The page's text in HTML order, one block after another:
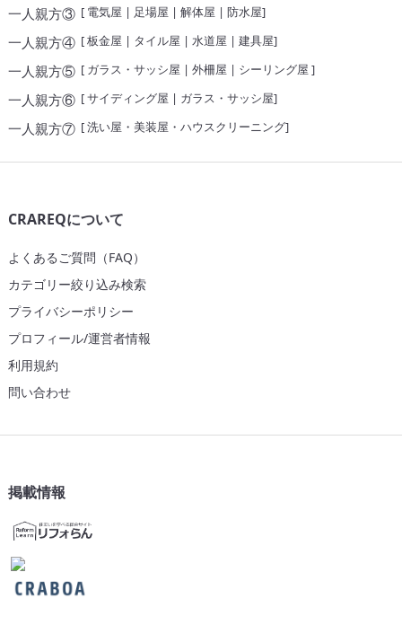
一人親方③[ 電気屋 | 足場屋 | 解体屋 | 防水屋]
一人親方④[板金屋 | タイル屋 | 水道屋 | 建具屋]
一人親方⑤[ ガラス・サッシ屋 | 外柵屋 | シーリング屋 ]
一人親方⑥[サイディング屋 | ガラス・サッシ屋]
一人親方⑦[洗い屋・美装屋・ハウスクリーニング]
CRAREQについて
よくあるご質問（FAQ）
カテゴリー絞り込み検索
プライバシーポリシー
プロフィール/運営者情報
利用規約
問い合わせ
掲載情報